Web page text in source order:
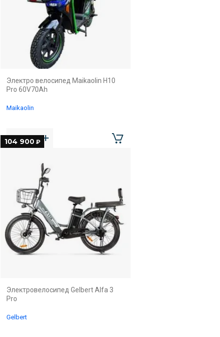
Электро велосипед Maikaolin H10
Pro 60V70Ah
Maikaolin
104 900 ₽
Электровелосипед Gelbert Alfa 3
Pro
Gelbert